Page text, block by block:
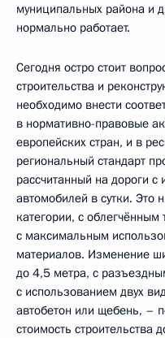
муниципальных района и
нормально работает.
Сегодня остро стоит
строительства и
необходимо внести
в нормативно-правовые
европейских стран, и в
региональный стандарт
рассчитанный на дороги
автомобилей в сутки. Это
категории, с
с максимальным
материалов. Изменение
до 4,5 метра, с
с использованием двух
автобетон или щебень, –
стоимость строительства